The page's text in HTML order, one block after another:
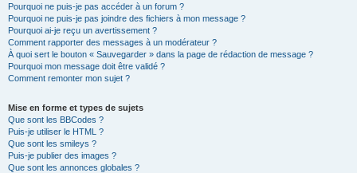
Pourquoi ne puis-je pas accéder à un forum ?
Pourquoi ne puis-je pas joindre des fichiers à mon message ?
Pourquoi ai-je reçu un avertissement ?
Comment rapporter des messages à un modérateur ?
À quoi sert le bouton « Sauvegarder » dans la page de rédaction de message ?
Pourquoi mon message doit être validé ?
Comment remonter mon sujet ?
Mise en forme et types de sujets
Que sont les BBCodes ?
Puis-je utiliser le HTML ?
Que sont les smileys ?
Puis-je publier des images ?
Que sont les annonces globales ?